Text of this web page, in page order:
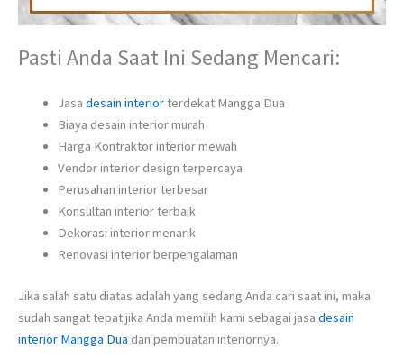
Pasti Anda Saat Ini Sedang Mencari:
Jasa desain interiorterdekat Mangga Dua
Biaya desain interior murah
Harga Kontraktor interior mewah
Vendor interior design terpercaya
Perusahan interior terbesar
Konsultan interior terbaik
Dekorasi interior menarik
Renovasi interior berpengalaman
Jika salah satu diatas adalah yang sedang Anda cari saat ini, maka
sudah sangat tepat jika Anda memilih kami sebagai jasa desain
interior Mangga Dua dan pembuatan interiornya.